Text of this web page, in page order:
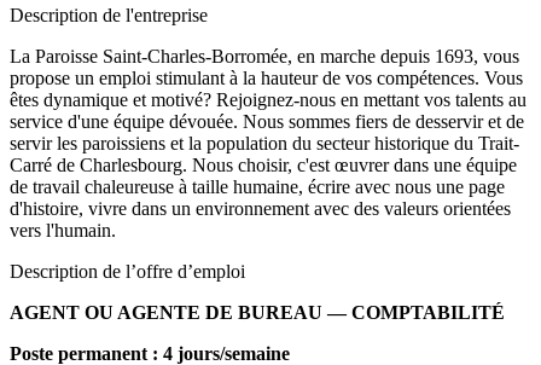
Description de l'entreprise
La Paroisse Saint-Charles-Borromée, en marche depuis 1693, vous
propose un emploi stimulant à la hauteur de vos compétences. Vous
êtes dynamique et motivé? Rejoignez-nous en mettant vos talents au
service d'une équipe dévouée. Nous sommes fiers de desservir et de
servir les paroissiens et la population du secteur historique du Trait-
Carré de Charlesbourg. Nous choisir, c'est œuvrer dans une équipe
de travail chaleureuse à taille humaine, écrire avec nous une page
d'histoire, vivre dans un environnement avec des valeurs orientées
vers l'humain.
Description de l’offre d’emploi
AGENT OU AGENTE DE BUREAU — COMPTABILITÉ
Poste permanent : 4 jours/semaine